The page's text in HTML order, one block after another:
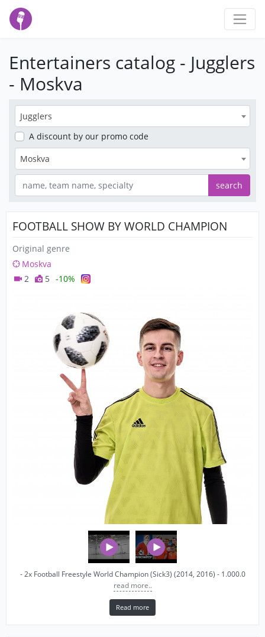
Entertainers catalog - Jugglers
- Moskva
Jugglers
A discount by our promo code
Moskva
search
FOOTBALL SHOW BY WORLD CHAMPION
Original genre
Moskva
2
5 -10%
- 2x Football Freestyle World Champion (Sick3) (2014, 2016) - 1.000.0
read more..
Read more